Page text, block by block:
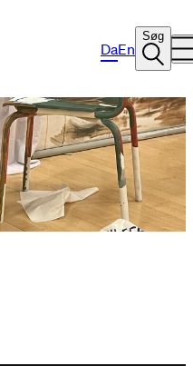
DaEn
Søg